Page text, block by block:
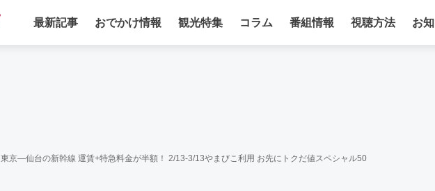
最新記事 おでかけ情報 観光特集 コラム 番組情報 視聴方法 お
東京―仙台の新幹線 運賃+特急料金が半額！ 2/13-3/13やまびこ利用 お先にトクだ値スペシャル50